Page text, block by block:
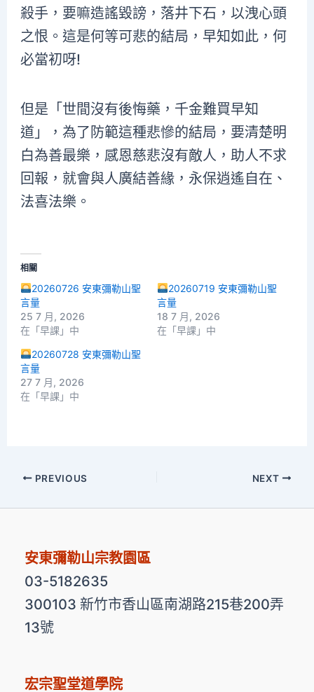
殺手，要嘛造謠毀謗，落井下石，以洩心頭
之恨。這是何等可悲的結局，早知如此，何
必當初呀!
但是「世間沒有後悔藥，千金難買早知
道」，為了防範這種悲慘的結局，要清楚明
白為善最樂，感恩慈悲沒有敵人，助人不求
回報，就會與人廣結善緣，永保逍遙自在、
法喜法樂。
相關
20260726 安東彌勒山聖
言量
25 7 月, 2026
在「早課」中
20260719 安東彌勒山聖
言量
18 7 月, 2026
在「早課」中
20260728 安東彌勒山聖
言量
27 7 月, 2026
在「早課」中
PREVIOUS NEXT
安東彌勒山宗教園區
03-5182635
300103 新竹市香山區南湖路215巷200弄
13號
宏宗聖堂道學院